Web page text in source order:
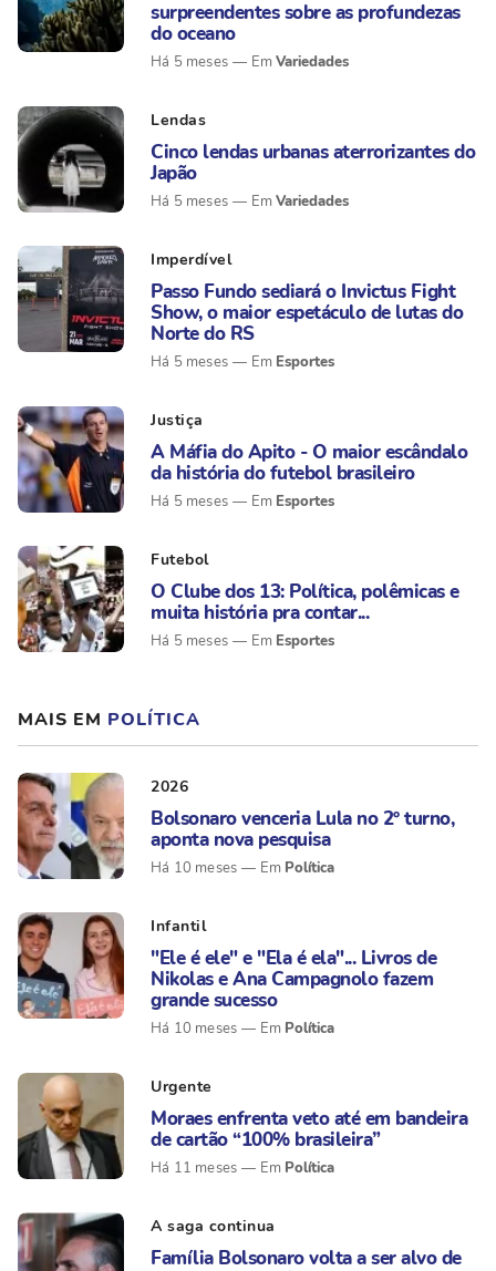
surpreendentes sobre as profundezas
do oceano
Há 5 meses Variedades
Lendas
Cinco lendas urbanas aterrorizantes do
Japão
Há 5 meses Variedades
Imperdível
Passo Fundo sediará o Invictus Fight
Show, o maior espetáculo de lutas do
Norte do RS
Há 5 meses Esportes
Justiça
A Máfia do Apito - O maior escândalo
da história do futebol brasileiro
Há 5 meses Esportes
Futebol
O Clube dos 13: Política, polêmicas e
muita história pra contar...
Há 5 meses Esportes
MAIS EM POLÍTICA
2026
Bolsonaro venceria Lula no 2º turno,
aponta nova pesquisa
Há 10 meses Política
Infantil
"Ele é ele" e "Ela é ela"... Livros de
Nikolas e Ana Campagnolo fazem
grande sucesso
Há 10 meses Política
Urgente
Moraes enfrenta veto até em bandeira
de cartão “100% brasileira”
Há 11 meses Política
A saga continua
Família Bolsonaro volta a ser alvo de